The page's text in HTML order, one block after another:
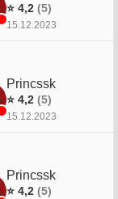
⭐ 4,2 (5)
15.12.2023
Princssk
⭐ 4,2 (5)
15.12.2023
Princssk
⭐ 4,2 (5)